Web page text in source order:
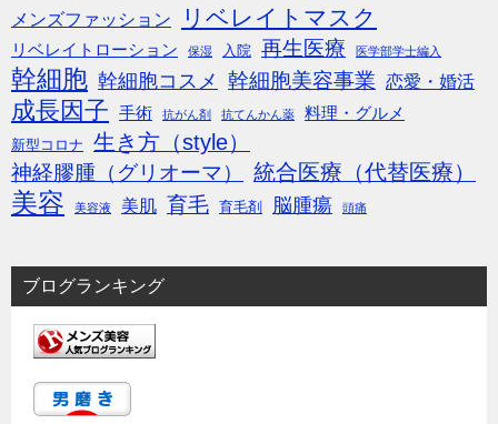
メンズファッション リベレイトマスク
リベレイトローション 保湿 入院 再生医療 医学部学士編入
幹細胞 幹細胞コスメ 幹細胞美容事業 恋愛・婚活
成長因子 手術 抗がん剤 抗てんかん薬 料理・グルメ
新型コロナ 生き方（style）
神経膠腫（グリオーマ） 統合医療（代替医療）
美容 美容液 美肌 育毛 育毛剤 脳腫瘍 頭痛
ブログランキング